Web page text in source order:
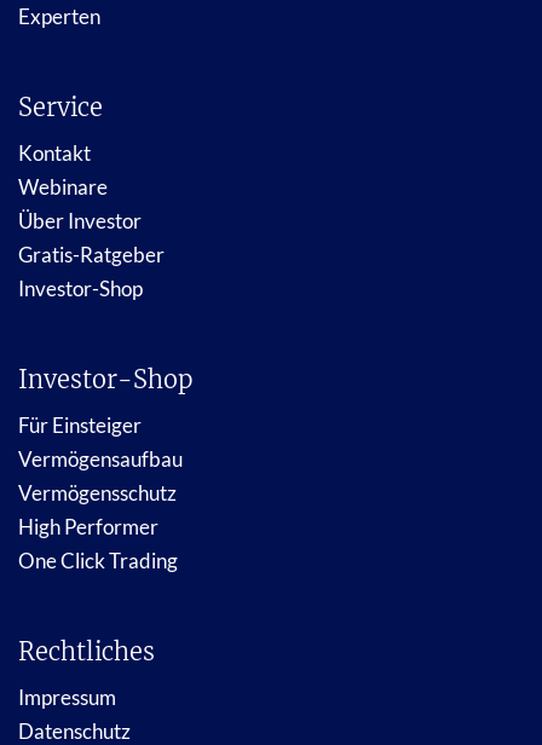
Experten
Service
Kontakt
Webinare
Über Investor
Gratis-Ratgeber
Investor-Shop
Investor-Shop
Für Einsteiger
Vermögensaufbau
Vermögensschutz
High Performer
One Click Trading
Rechtliches
Impressum
Datenschutz